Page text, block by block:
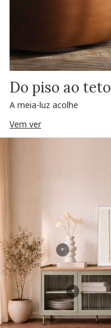
Do piso ao teto
A meia-luz acolhe
Vem ver
+
+